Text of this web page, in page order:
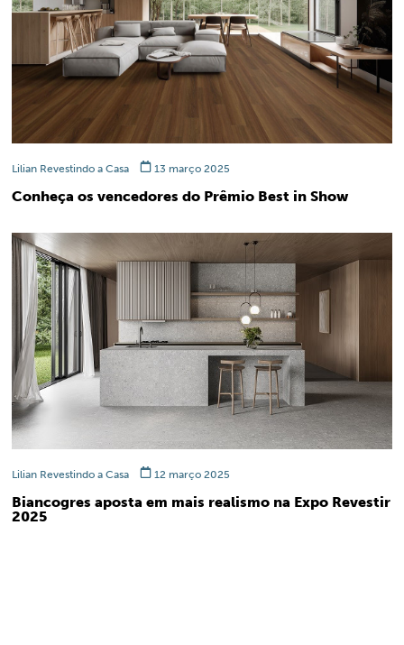
Lilian Revestindo a Casa 13 março 2025
Conheça os vencedores do Prêmio Best in Show
Lilian Revestindo a Casa 12 março 2025
Biancogres aposta em mais realismo na Expo Revestir
2025